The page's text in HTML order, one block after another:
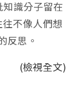
識分子留在
不像人們想
反思。
(檢視全文)